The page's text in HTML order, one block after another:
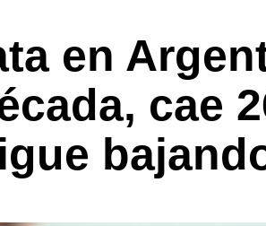
en
cae